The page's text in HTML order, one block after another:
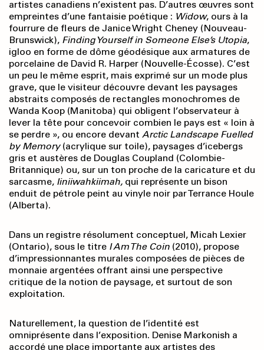
artistes canadiens n’existent pas. D’autres œuvres sont
empreintes d’une fantaisie poétique : Widow, ours à la
fourrure de fleurs de Janice Wright Cheney (Nouveau-
Brunswick), Finding Yourself in Someone Else’s Utopia,
igloo en forme de dôme géodésique aux armatures de
porcelaine de David R. Harper (Nouvelle-Écosse). C’est
un peu le même esprit, mais exprimé sur un mode plus
grave, que le visiteur découvre devant les paysages
abstraits composés de rectangles monochromes de
Wanda Koop (Manitoba) qui obligent l’observateur à
lever la tête pour concevoir combien le pays est « loin à
se perdre », ou encore devant Arctic Landscape Fuelled
by Memory(acrylique sur toile), paysages d’icebergs
gris et austères de Douglas Coupland (Colombie-
Britannique) ou, sur un ton proche de la caricature et du
sarcasme, Iiniiwahkiimah, qui représente un bison
enduit de pétrole peint au vinyle noir par Terrance Houle
(Alberta).
Dans un registre résolument conceptuel, Micah Lexier
(Ontario), sous le titre I Am The Coin (2010), propose
d’impressionnantes murales composées de pièces de
monnaie argentées offrant ainsi une perspective
critique de la notion de paysage, et surtout de son
exploitation.
Naturellement, la question de l’identité est
omniprésente dans l’exposition. Denise Markonish a
accordé une place importante aux artistes des